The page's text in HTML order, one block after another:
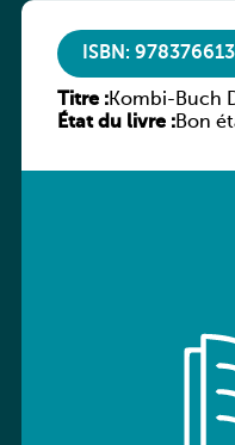
ISBN:
Titre :Kombi-Buch
Sprachbuch
État du livre :Bon